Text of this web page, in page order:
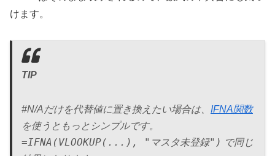
けます。
TIP
#N/Aだけを代替値に置き換えたい場合は、 IFNA関数
を使うともっとシンプルです。
=IFNA(VLOOKUP(...), "マスタ未登録") で同じ